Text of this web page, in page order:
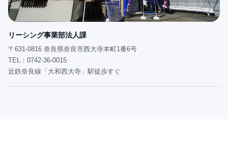
リーシング事業部法人課
〒631-0816 奈良県奈良市西大寺本町1番6号
TEL：0742-36-0015
近鉄奈良線「大和西大寺」駅徒歩すぐ